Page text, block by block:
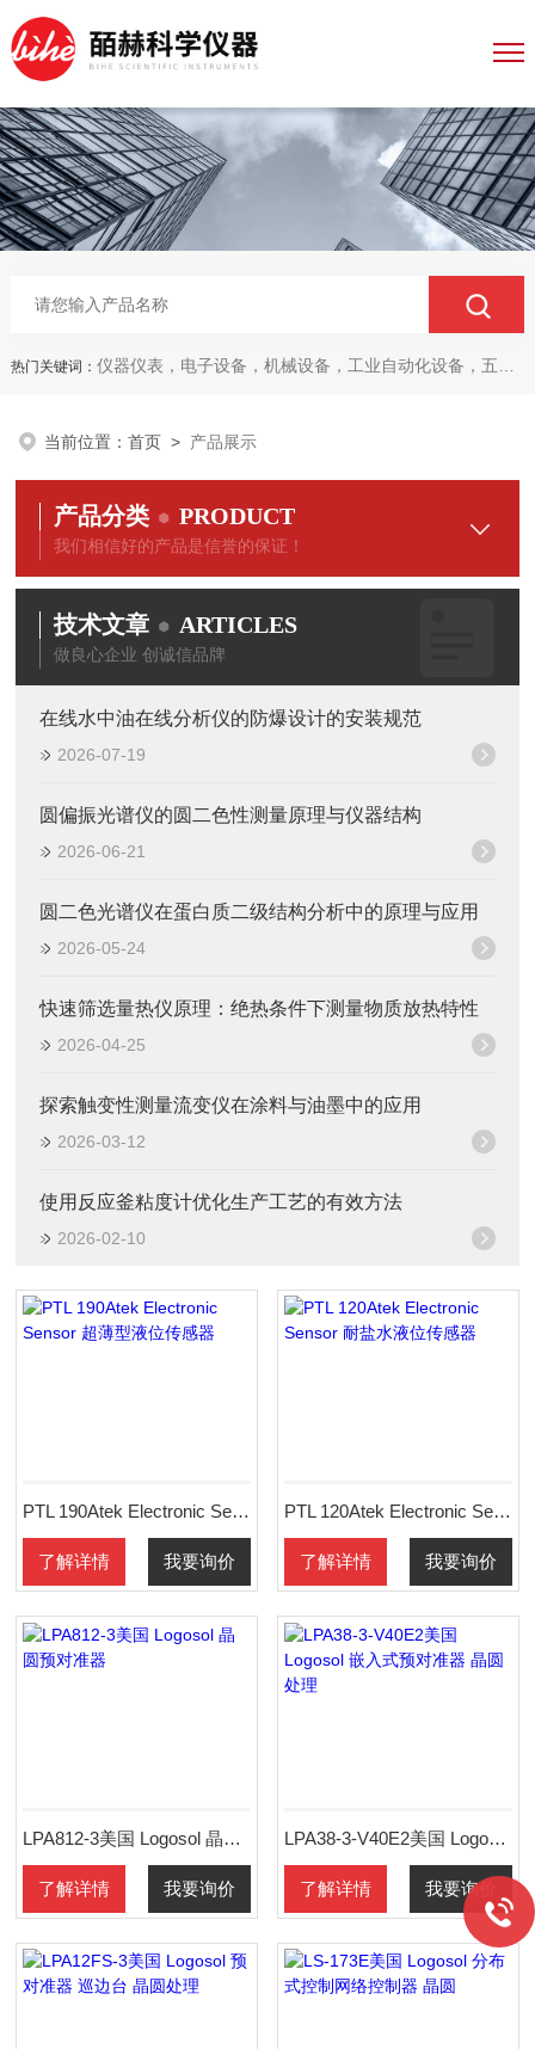
热门关键词： 仪器仪表，电子设备，机械设备，工业自动化设备，五金产品，电线电缆，金属材料，电子
当前位置：首页 > 产品展示
产品分类 PRODUCT
我们相信好的产品是信誉的保证！
技术文章 ARTICLES
做良心企业 创诚信品牌
在线水中油在线分析仪的防爆设计的安装规范
2026-07-19
圆偏振光谱仪的圆二色性测量原理与仪器结构
2026-06-21
圆二色光谱仪在蛋白质二级结构分析中的原理与应用
2026-05-24
快速筛选量热仪原理：绝热条件下测量物质放热特性
2026-04-25
探索触变性测量流变仪在涂料与油墨中的应用
2026-03-12
使用反应釜粘度计优化生产工艺的有效方法
2026-02-10
PTL 190Atek Electronic Sensor 超薄型液位传感器
了解详情 我要询价
PTL 120Atek Electronic Sensor 耐盐水液位传感器
了解详情 我要询价
LPA812-3美国 Logosol 晶圆预对准器
了解详情 我要询价
LPA38-3-V40E2美国 Logosol 嵌入式预对准器 晶圆处理
了解详情 我要询价